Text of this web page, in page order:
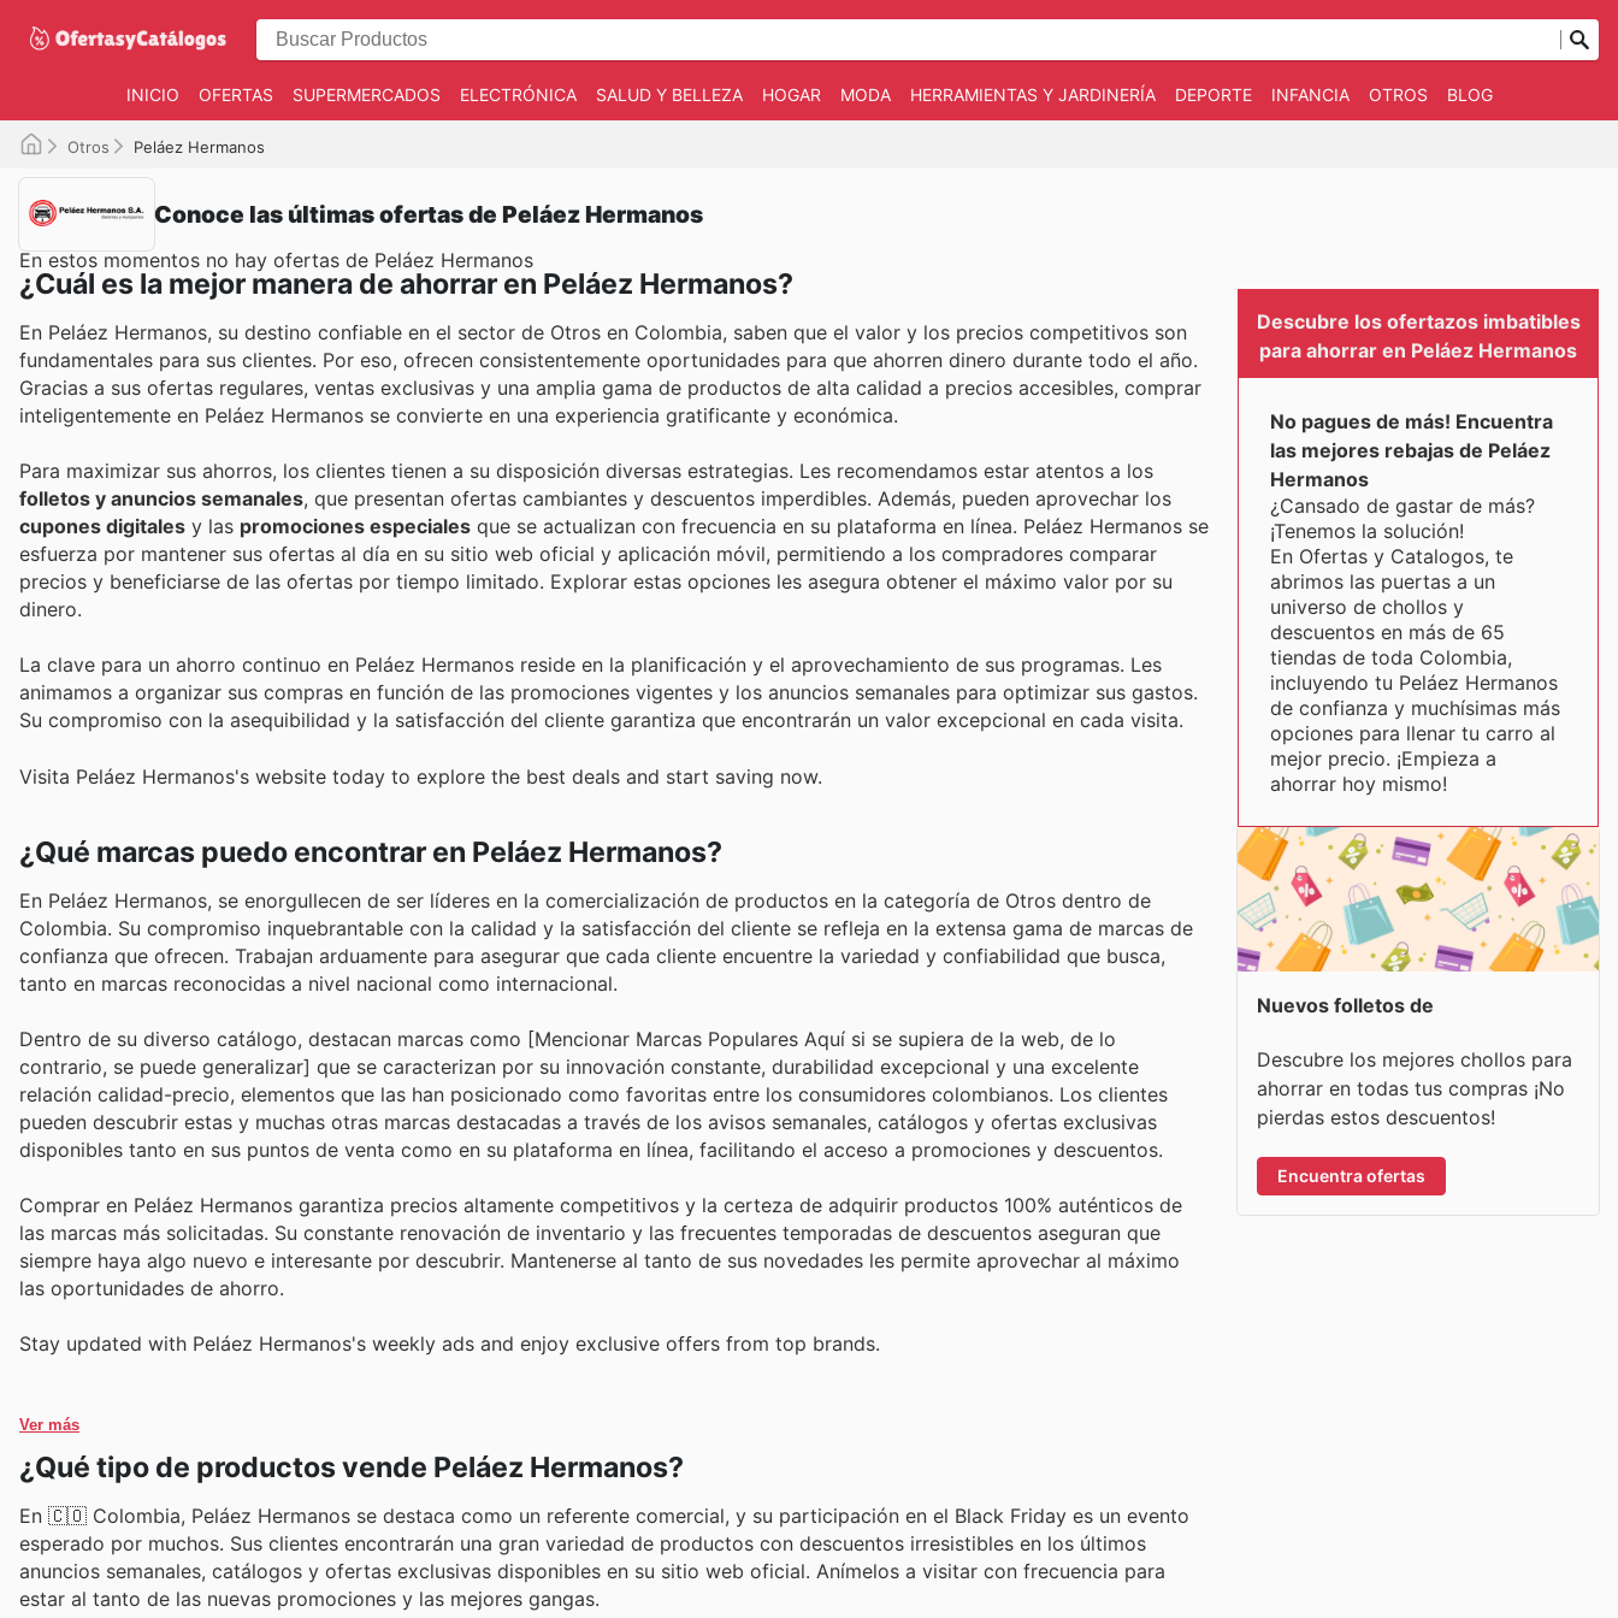
INICIO OFERTAS SUPERMERCADOS ELECTRÓNICA SALUD Y BELLEZA HOGAR MODA HERRAMIENTAS Y JARDINERÍA DEPORTE INFANCIA OTROS BLOG
Otros Peláez Hermanos
Conoce las últimas ofertas de Peláez Hermanos
En estos momentos no hay ofertas de Peláez Hermanos
¿Cuál es la mejor manera de ahorrar en Peláez Hermanos?
En Peláez Hermanos, su destino confiable en el sector de Otros en Colombia, saben que el valor y los precios competitivos son
fundamentales para sus clientes. Por eso, ofrecen consistentemente oportunidades para que ahorren dinero durante todo el año.
Gracias a sus ofertas regulares, ventas exclusivas y una amplia gama de productos de alta calidad a precios accesibles, comprar
inteligentemente en Peláez Hermanos se convierte en una experiencia gratificante y económica.
Para maximizar sus ahorros, los clientes tienen a su disposición diversas estrategias. Les recomendamos estar atentos a los
folletos y anuncios semanales, que presentan ofertas cambiantes y descuentos imperdibles. Además, pueden aprovechar los
cupones digitales y las promociones especiales que se actualizan con frecuencia en su plataforma en línea. Peláez Hermanos se
esfuerza por mantener sus ofertas al día en su sitio web oficial y aplicación móvil, permitiendo a los compradores comparar
precios y beneficiarse de las ofertas por tiempo limitado. Explorar estas opciones les asegura obtener el máximo valor por su
dinero.
La clave para un ahorro continuo en Peláez Hermanos reside en la planificación y el aprovechamiento de sus programas. Les
animamos a organizar sus compras en función de las promociones vigentes y los anuncios semanales para optimizar sus gastos.
Su compromiso con la asequibilidad y la satisfacción del cliente garantiza que encontrarán un valor excepcional en cada visita.
Visita Peláez Hermanos's website today to explore the best deals and start saving now.
¿Qué marcas puedo encontrar en Peláez Hermanos?
En Peláez Hermanos, se enorgullecen de ser líderes en la comercialización de productos en la categoría de Otros dentro de
Colombia. Su compromiso inquebrantable con la calidad y la satisfacción del cliente se refleja en la extensa gama de marcas de
confianza que ofrecen. Trabajan arduamente para asegurar que cada cliente encuentre la variedad y confiabilidad que busca,
tanto en marcas reconocidas a nivel nacional como internacional.
Dentro de su diverso catálogo, destacan marcas como [Mencionar Marcas Populares Aquí si se supiera de la web, de lo
contrario, se puede generalizar] que se caracterizan por su innovación constante, durabilidad excepcional y una excelente
relación calidad-precio, elementos que las han posicionado como favoritas entre los consumidores colombianos. Los clientes
pueden descubrir estas y muchas otras marcas destacadas a través de los avisos semanales, catálogos y ofertas exclusivas
disponibles tanto en sus puntos de venta como en su plataforma en línea, facilitando el acceso a promociones y descuentos.
Comprar en Peláez Hermanos garantiza precios altamente competitivos y la certeza de adquirir productos 100% auténticos de
las marcas más solicitadas. Su constante renovación de inventario y las frecuentes temporadas de descuentos aseguran que
siempre haya algo nuevo e interesante por descubrir. Mantenerse al tanto de sus novedades les permite aprovechar al máximo
las oportunidades de ahorro.
Stay updated with Peláez Hermanos's weekly ads and enjoy exclusive offers from top brands.
Ver más
¿Qué tipo de productos vende Peláez Hermanos?
En 🇨🇴 Colombia, Peláez Hermanos se destaca como un referente comercial, y su participación en el Black Friday es un evento
esperado por muchos. Sus clientes encontrarán una gran variedad de productos con descuentos irresistibles en los últimos
anuncios semanales, catálogos y ofertas exclusivas disponibles en su sitio web oficial. Anímelos a visitar con frecuencia para
estar al tanto de las nuevas promociones y las mejores gangas.
Descubre los ofertazos imbatibles
para ahorrar en Peláez Hermanos
No pagues de más! Encuentra
las mejores rebajas de Peláez
Hermanos
¿Cansado de gastar de más?
¡Tenemos la solución!
En Ofertas y Catalogos, te
abrimos las puertas a un
universo de chollos y
descuentos en más de 65
tiendas de toda Colombia,
incluyendo tu Peláez Hermanos
de confianza y muchísimas más
opciones para llenar tu carro al
mejor precio. ¡Empieza a
ahorrar hoy mismo!
Nuevos folletos de
Descubre los mejores chollos para
ahorrar en todas tus compras ¡No
pierdas estos descuentos!
Encuentra ofertas